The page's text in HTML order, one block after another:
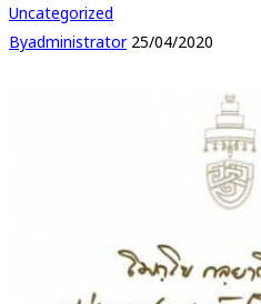
Uncategorized
Byadministrator 25/04/2020